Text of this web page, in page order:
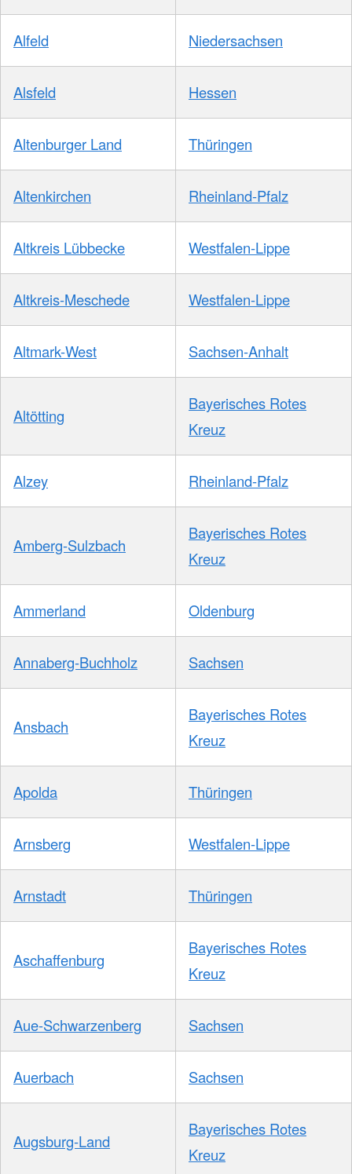
Alfeld Niedersachsen
Alsfeld Hessen
Altenburger Land Thüringen
Altenkirchen Rheinland-Pfalz
Altkreis Lübbecke Westfalen-Lippe
Altkreis-Meschede Westfalen-Lippe
Altmark-West Sachsen-Anhalt
Altötting
Bayerisches Rotes
Kreuz
Alzey Rheinland-Pfalz
Amberg-Sulzbach
Bayerisches Rotes
Kreuz
Ammerland Oldenburg
Annaberg-Buchholz Sachsen
Ansbach
Bayerisches Rotes
Kreuz
Apolda Thüringen
Arnsberg Westfalen-Lippe
Arnstadt Thüringen
Aschaffenburg
Bayerisches Rotes
Kreuz
Aue-Schwarzenberg Sachsen
Auerbach Sachsen
Augsburg-Land
Bayerisches Rotes
Kreuz